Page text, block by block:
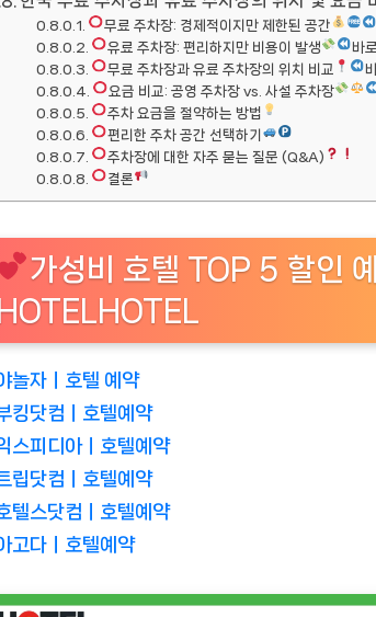
무료 주차장: 경제적이지만 제한된 공간
유료 주차장: 편리하지만 비용이 발생
바
무료 주차장과 유료 주차장의 위치 비교
요금 비교: 공영 주차장 vs. 사설 주차장
주차 요금을 절약하는 방법
편리한 주차 공간 선택하기
주차장에 대한 자주 묻는 질문 (Q&A)
결론
가성비 호텔 TOP 5 할인
HOTELHOTEL
놀자ㅣ호텔 예약
킹닷컴ㅣ호텔예약
스피디아ㅣ호텔예약
립닷컴ㅣ호텔예약
텔스닷컴ㅣ호텔예약
고다ㅣ호텔예약